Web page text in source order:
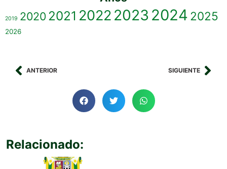
2019 20202021 2022 2023 2024 2025
2026
ANTERIOR SIGUIENTE
Relacionado: